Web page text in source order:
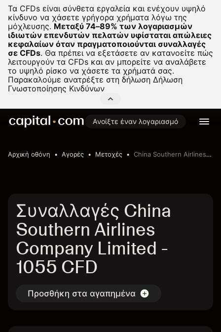
Τα CFDs είναι σύνθετα εργαλεία και ενέχουν υψηλό
κίνδυνο να χάσετε γρήγορα χρήματα λόγω της
μόχλευσης. Μεταξύ 74–89% των λογαριασμών
ιδιωτών επενδυτών πελατών υφίσταται απώλειες
κεφαλαίων όταν πραγματοποιούνται συναλλαγές
σε CFDs. Θα πρέπει να εξετάσετε αν κατανοείτε πώς
λειτουργούν τα CFDs και αν μπορείτε να αναλάβετε
το υψηλό ρίσκο να χάσετε τα χρήματά σας.
Παρακαλούμε ανατρέξτε στη δήλωση Δήλωση
Γνωστοποίησης Κινδύνων
Ανοίξτε έναν λογαριασμό
Αρχική οθόνη Αγορές Μετοχές China Southern Airlines Company Limited
Συναλλαγές China
Southern Airlines
Company Limited -
1055 CFD
Προσθήκη στα αγαπημένα